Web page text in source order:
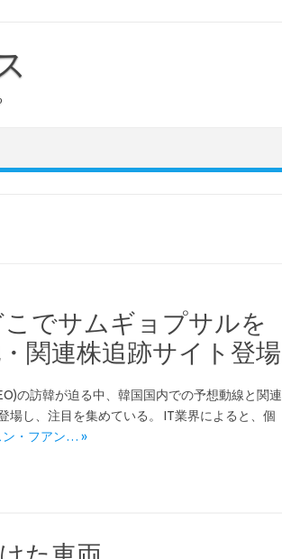
こでサムギョプサルを
関連株追跡サイト登場
の訪韓が迫る中、韓国国内での予想動線と関連
場し、注目を集めている。 IT業界によると、個
ン・フアン… »